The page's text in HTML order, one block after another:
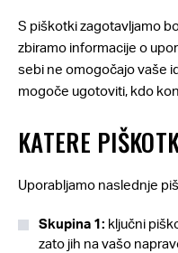
S piškotki zagotavljamo
zbiramo informacije o
sebi ne omogočajo vaše
mogoče ugotoviti, kdo
KATERE
Uporabljamo naslednje
Skupina 1: ključni
zato jih na vašo